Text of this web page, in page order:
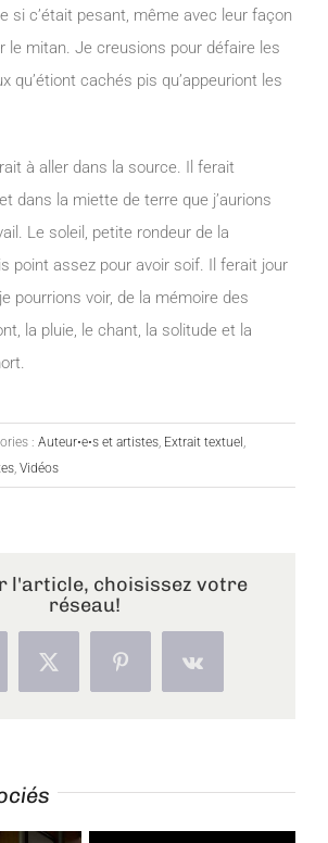
si c’était pesant, même avec leur façon
le mitan. Je creusions pour défaire les
qu’étiont cachés pis qu’appeuriont les
à aller dans la source. Il ferait
dans la miette de terre que j’aurions
Le soleil, petite rondeur de la
point assez pour avoir soif. Il ferait jour
pourrions voir, de la mémoire des
la pluie, le chant, la solitude et la
: Auteur•e•s et artistes, Extrait textuel ,
, Vidéos
l'article, choisissez votre
réseau!
X PinterestVk